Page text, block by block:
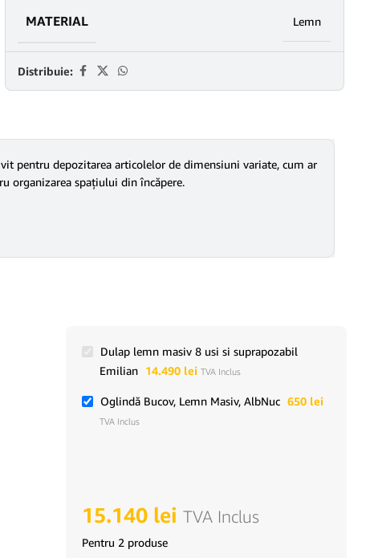
MATERIAL Lemn
Distribuie:
pentru depozitarea articolelor de dimensiuni variate, cum ar
organizarea spațiului din încăpere.
Dulap lemn masiv 8 usi si suprapozabil
Emilian 14.490 lei TVA Inclus
Oglindă Bucov, Lemn Masiv, AlbNuc 650 lei
TVA Inclus
15.140 lei TVA Inclus
Pentru 2 produse